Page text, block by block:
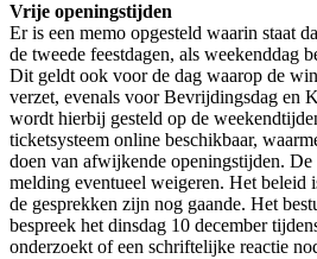
Vrije openingstijden
Er is een memo opgesteld waarin staat
de tweede feestdagen, als weekenddag
Dit geldt ook voor de dag waarop de
verzet, evenals voor Bevrijdingsdag en
wordt hierbij gesteld op de
ticketsysteem online beschikbaar,
doen van afwijkende openingstijden. De
melding eventueel weigeren. Het beleid
de gesprekken zijn nog gaande. Het
bespreek het dinsdag 10 december
onderzoekt of een schriftelijke reactie